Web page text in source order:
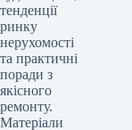
тенденції
ринку
нерухомості
та практичні
поради з
якісного
ремонту.
Матеріали